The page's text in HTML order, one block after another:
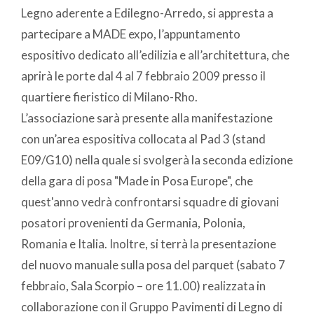
Legno aderente a Edilegno-Arredo, si appresta a
partecipare a MADE expo, l’appuntamento
espositivo dedicato all’edilizia e all’architettura, che
aprirà le porte dal 4 al 7 febbraio 2009 presso il
quartiere fieristico di Milano-Rho.
L’associazione sarà presente alla manifestazione
con un’area espositiva collocata al Pad 3 (stand
E09/G10) nella quale si svolgerà la seconda edizione
della gara di posa "Made in Posa Europe", che
quest'anno vedrà confrontarsi squadre di giovani
posatori provenienti da Germania, Polonia,
Romania e Italia. Inoltre, si terrà la presentazione
del nuovo manuale sulla posa del parquet (sabato 7
febbraio, Sala Scorpio – ore 11.00) realizzata in
collaborazione con il Gruppo Pavimenti di Legno di